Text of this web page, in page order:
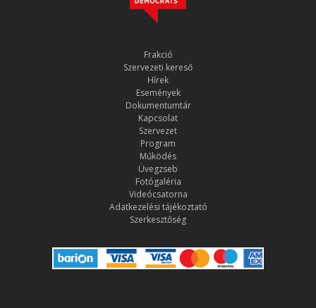
Frakció
Szervezeti kereső
Hírek
Események
Dokumentumtár
Kapcsolat
Szervezet
Program
Működés
Üvegzseb
Fotógaléria
Videócsatorna
Adatkezelési tájékoztató
Szerkesztőség